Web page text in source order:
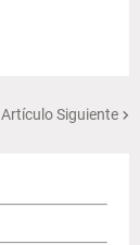
Artículo Siguiente